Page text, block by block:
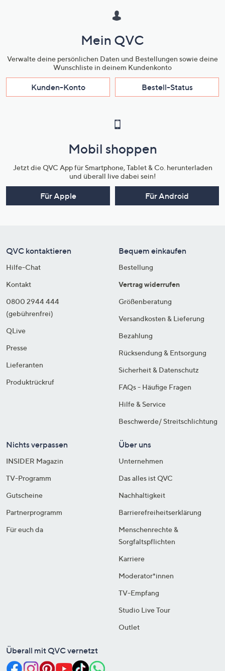
Mein QVC
Verwalte deine persönlichen Daten und Bestellungen sowie deine
Wunschliste in deinem Kundenkonto
Kunden-Konto Bestell-Status
Mobil shoppen
Jetzt die QVC App für Smartphone, Tablet & Co. herunterladen
und überall live dabei sein!
Für Apple Für Android
QVC kontaktieren
Hilfe-Chat
Kontakt
0800 2944 444
(gebührenfrei)
QLive
Presse
Lieferanten
Produktrückruf
Bequem einkaufen
Bestellung
Vertrag widerrufen
Größenberatung
Versandkosten & Lieferung
Bezahlung
Rücksendung & Entsorgung
Sicherheit & Datenschutz
FAQs - Häufige Fragen
Hilfe & Service
Beschwerde/ Streitschlichtung
Nichts verpassen
INSIDER Magazin
TV-Programm
Gutscheine
Partnerprogramm
Für euch da
Über uns
Unternehmen
Das alles ist QVC
Nachhaltigkeit
Barrierefreiheitserklärung
Menschenrechte &
Sorgfaltspflichten
Karriere
Moderator*innen
TV-Empfang
Studio Live Tour
Outlet
Überall mit QVC vernetzt